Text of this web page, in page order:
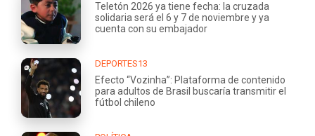
Teletón 2026 ya tiene fecha: la cruzada
solidaria será el 6 y 7 de noviembre y ya
cuenta con su embajador
DEPORTES13
Efecto “Vozinha”: Plataforma de contenido
para adultos de Brasil buscaría transmitir el
fútbol chileno